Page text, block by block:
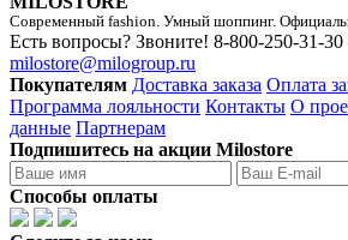
Современный fashion. Умный шоппинг.
Есть вопросы? Звоните! 8-800-250-31-30
milostore@milogroup.ru
Покупателям Доставка заказа Оплата
Программа лояльности Контакты О
данные Партнерам
Подпишитесь на акции Milostore
Способы оплаты